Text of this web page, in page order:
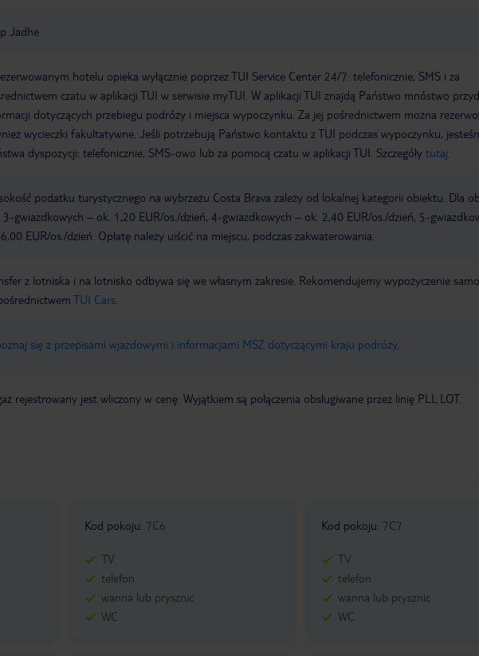
Jadhe
hotelu opieka wyłącznie poprzez TUI Service Center 24/7: telefonicznie, SMS i za
czatu w aplikacji TUI w serwisie myTUI. W aplikacji TUI znajdą Państwo mnóstwo
dotyczących przebiegu podróży i miejsca wypoczynku. Za jej pośrednictwem można
wycieczki fakultatywne. Jeśli potrzebują Państwo kontaktu z TUI podczas wypoczynku,
dyspozycji: telefonicznie, SMS-owo lub za pomocą czatu w aplikacji TUI. Szczegóły tutaj
podatku turystycznego na wybrzeżu Costa Brava zależy od lokalnej kategorii obiektu. Dla
gwiazdkowych – ok. 1,20 EUR/os./dzień, 4-gwiazdkowych – ok. 2,40 EUR/os./dzień, 5-
EUR/os./dzień. Opłatę należy uiścić na miejscu, podczas zakwaterowania.
z lotniska i na lotnisko odbywa się we własnym zakresie. Rekomendujemy wypożyczenie
TUI Cars.
się z przepisami wjazdowymi i informacjami MSZ dotyczącymi kraju podróży.
rejestrowany jest wliczony w cenę. Wyjątkiem są połączenia obsługiwane przez linię PLL LOT.
Kod pokoju: 7C6
TV
telefon
wanna lub prysznic
WC
Kod pokoju: 7C7
TV
telefon
wanna lub prysznic
WC